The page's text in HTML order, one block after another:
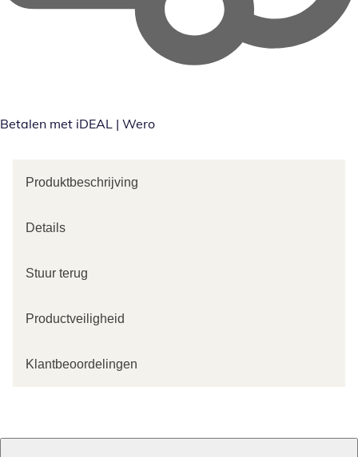
Betalen met iDEAL | Wero
Produktbeschrijving
Details
Stuur terug
Productveiligheid
Klantbeoordelingen